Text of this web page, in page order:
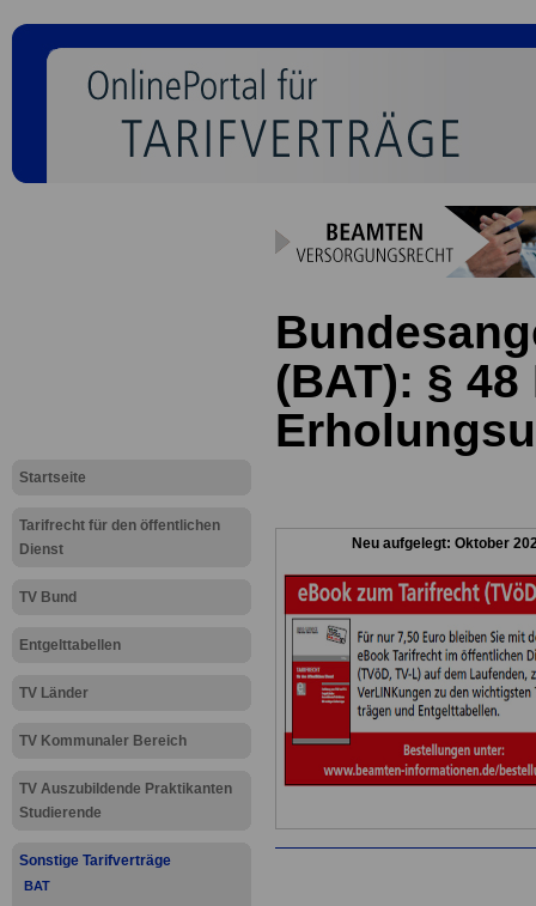
Startseite
Tarifrecht für den öffentlichen
Dienst
TV Bund
Entgelttabellen
TV Länder
TV Kommunaler Bereich
TV Auszubildende Praktikanten
Studierende
Sonstige Tarifverträge
BAT
(BAT): §
Neu aufgelegt: Oktober